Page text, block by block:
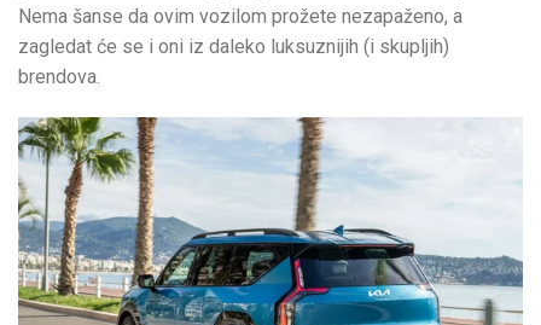
Nema šanse da ovim vozilom prožete nezapaženo, a
zagledat će se i oni iz daleko luksuznijih (i skupljih)
brendova.